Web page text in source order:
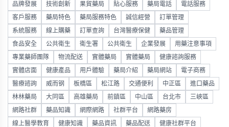
品牌發展 技術創新 果貿藥局 貼心服務 藥局電話 電話服務
客戶服務 藥局特色 藥局服務特色 誠信經營 訂單管理
系統服務 線上購藥 訂單查詢 台灣醫療保健 藥品管理
食品安全 公共衛生 衛生署 公共衛生 企業發展 用藥注意事項
專業藥師團隊 物流配送 實體藥局 實體藥局 健康諮詢服務
實體店面 健康產品 用戶體驗 藥局介紹 藥局網站 電子商務
醫療諮詢 威而钢 板橋區 松江路 交通便利 中正區 進口藥品
林林藥局 大同區 高雄藥局 前鎮區 中山區 台北市 三峽區
網路社群 藥品知識 網際網路 社群平台 網路藥房
線上醫學教育 健康知識 藥品資訊 藥品配送 健康社群平台